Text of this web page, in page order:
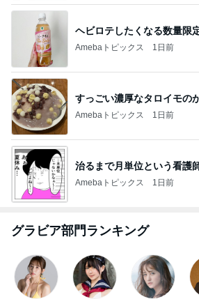
ヘビロテしたくなる数量限
Amebaトピックス 1日前
すっごい濃厚なタロイモの
Amebaトピックス 1日前
治るまで月単位という看護
Amebaトピックス 1日前
グラビア部門ランキング